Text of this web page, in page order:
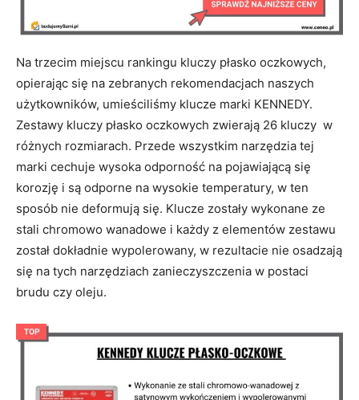
Na trzecim miejscu rankingu kluczy płasko oczkowych,
opierając się na zebranych rekomendacjach naszych
użytkowników, umieściliśmy klucze marki KENNEDY.
Zestawy kluczy płasko oczkowych zwierają 26 kluczy w
różnych rozmiarach. Przede wszystkim narzędzia tej
marki cechuje wysoka odporność na pojawiającą się
korozję i są odporne na wysokie temperatury, w ten
sposób nie deformują się. Klucze zostały wykonane ze
stali chromowo wanadowe i każdy z elementów zestawu
został dokładnie wypolerowany, w rezultacie nie osadzają
się na tych narzędziach zanieczyszczenia w postaci
brudu czy oleju.